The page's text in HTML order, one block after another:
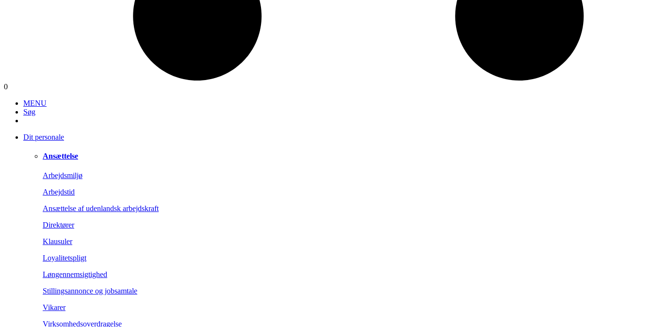
0
MENU
Søg
Dit personale
Ansættelse
Arbejdsmiljø
Arbejdstid
Ansættelse af udenlandsk arbejdskraft
Direktører
Klausuler
Loyalitetspligt
Løngennemsigtighed
Stillingsannonce og jobsamtale
Vikarer
Virksomhedsoverdragelse